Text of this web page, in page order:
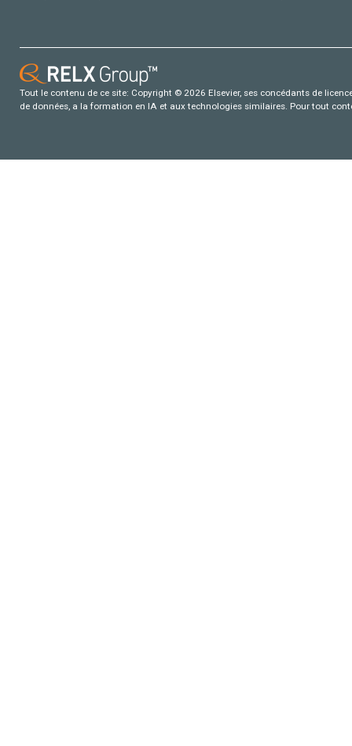
Tout le contenu de ce site: Copyright © 2026 Elsevier, ses concédants de
de données, a la formation en IA et aux technologies similaires. Pour tout